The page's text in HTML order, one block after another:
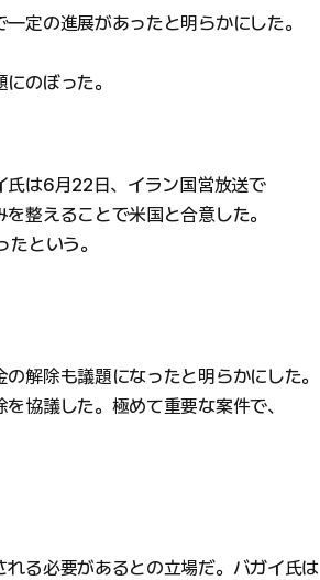
定の進展があったと明らかにした。
のぼった。
氏は6月22日、イラン国営放送で
整えることで米国と合意した。
という。
解除も議題になったと明らかにした。
協議した。極めて重要な案件で、
る必要があるとの立場だ。バガイ氏は